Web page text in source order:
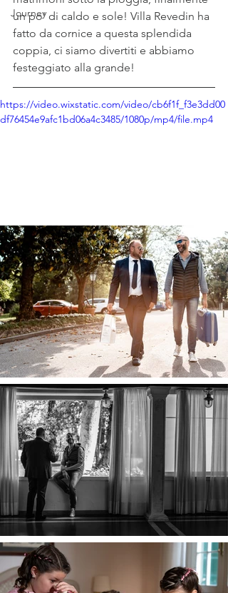
Journey
un po' di caldo e sole! Villa Revedin ha
fatto da cornice a questa splendida
coppia, ci siamo divertiti e abbiamo
festeggiato alla grande!
https://video.wixstatic.com/video/cb6f1f_f3e3dd00
df76454e9afc1bd06a4c3485/1080p/mp4/file.mp4